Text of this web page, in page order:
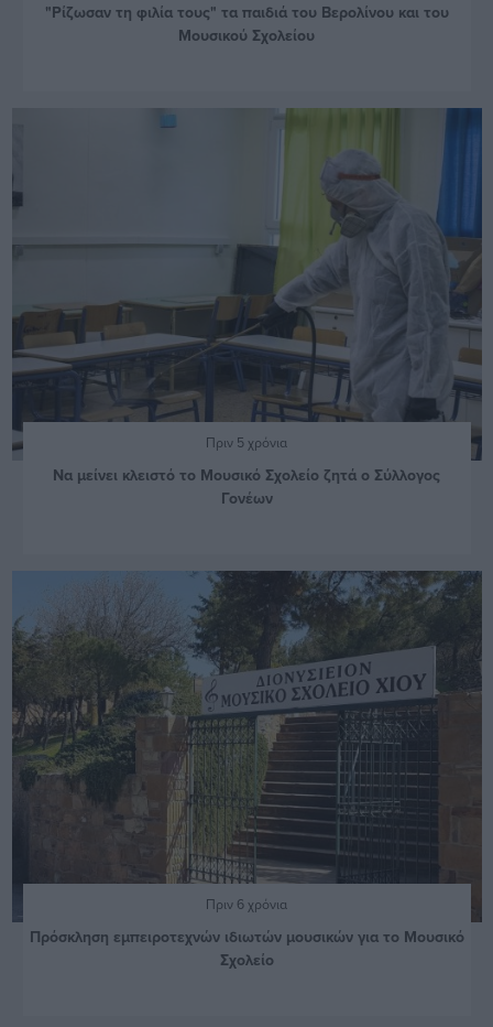
"Ρίζωσαν τη φιλία τους" τα παιδιά του Βερολίνου και του
Μουσικού Σχολείου
Πριν 5 χρόνια
Να μείνει κλειστό το Μουσικό Σχολείο ζητά ο Σύλλογος
Γονέων
Πριν 6 χρόνια
Πρόσκληση εμπειροτεχνών ιδιωτών μουσικών για το Μουσικό
Σχολείο